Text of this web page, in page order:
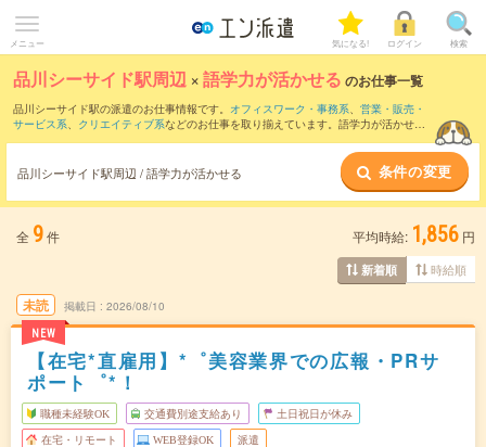
メニュー 気になる! ログイン 検索
品川シーサイド駅周辺 ×語学力が活かせる のお仕事一覧
品川シーサイド駅の派遣のお仕事情報です。 オフィスワーク・事務系、 営業・販売・
サービス系、 クリエイティブ系などのお仕事を取り揃えています。語学力が活かせる
品川シーサイド駅周辺 / 語学力が活かせる 条件の変更
全 9件 平均時給: 1,856 円
新着順 時給順
未読
NEW
掲載日 2026/08/10
【在宅*直雇用】*゜美容業界での広報・PRサ
ポート゜*！
職種未経験OK 交通費別途支給あり 土日祝日が休み
在宅・リモート WEB登録OK 派遣